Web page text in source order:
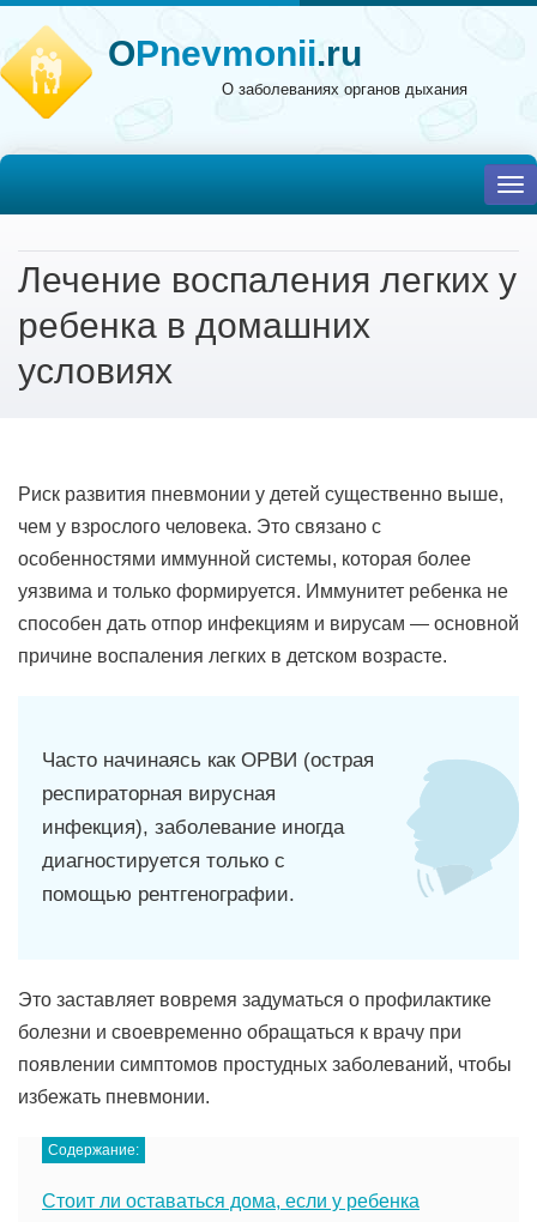
OPnevmonii.ru
О заболеваниях органов дыхания
Лечение воспаления легких у
ребенка в домашних
условиях
Риск развития пневмонии у детей существенно выше,
чем у взрослого человека. Это связано с
особенностями иммунной системы, которая более
уязвима и только формируется. Иммунитет ребенка не
способен дать отпор инфекциям и вирусам — основной
причине воспаления легких в детском возрасте.
Часто начинаясь как ОРВИ (острая
респираторная вирусная
инфекция), заболевание иногда
диагностируется только с
помощью рентгенографии.
Это заставляет вовремя задуматься о профилактике
болезни и своевременно обращаться к врачу при
появлении симптомов простудных заболеваний, чтобы
избежать пневмонии.
Содержание:
Стоит ли оставаться дома, если у ребенка